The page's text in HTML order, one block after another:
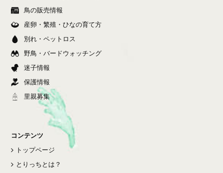
鳥の販売情報
産卵・繁殖・ひなの育て方
別れ・ペットロス
野鳥・バードウォッチング
迷子情報
保護情報
里親募集
コンテンツ
トップページ
とりっちとは？